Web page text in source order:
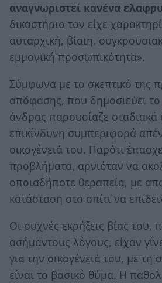
αναγνωριστεί κανένα
δικαστήριο τον είχε
αυταρχική, βίαιη,
εμμονική προσωπικότητα».
Σύμφωνα με το σκεπτικό της
απόφασης, που δημοσιεύει το
άνδρας παρουσίαζε σταδιακά
επικίνδυνη συμπεριφορά
οικογένειά του. Παρότι
προβλήματα, αρνιόταν να
οποιαδήποτε θεραπεία, με
κατάσταση στο σπίτι να
Οι συχνές εκρήξεις βίας του,
ασήμαντους λόγους, είχαν
για την οικογένειά του, με τη
είναι το βασικό θύμα. Η